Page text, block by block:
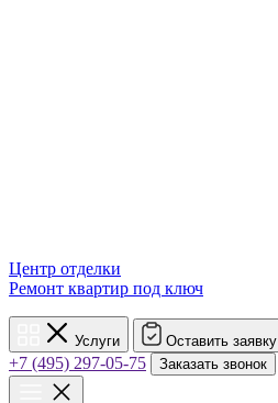
Центр отделки
Ремонт квартир под ключ
Услуги Оставить заявку
+7 (495) 297-05-75
Заказать звонок